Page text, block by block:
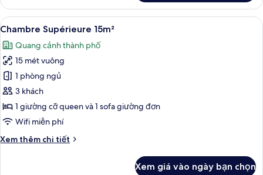
Chambre
Double
Supérieure
avec
Balcon
Xem
tất
cả
ảnh
Chambre
Supérieure
15m²
Chambre Supérieure 15m² | Bộ đồ
22
Chambre Supérieure 15m²
Quang cảnh thành phố
15 mét vuông
1 phòng ngủ
3 khách
1 giường cỡ queen và 1 sofa giường đơn
Wifi miễn phí
Xem thêm chi tiết
Chi
Xem giá vào ngày bạn chọn